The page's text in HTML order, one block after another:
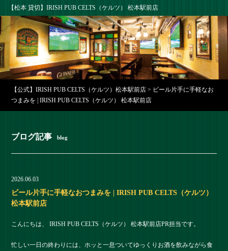
【松本 貸切】IRISH PUB CELTS（ケルツ） 松本駅前店
【公式】IRISH PUB CELTS（ケルツ）松本駅前店 > ビール片手に手軽なお
つまみを | IRISH PUB CELTS（ケルツ） 松本駅前店
ブログ記事 blog
2026.06.03
ビール片手に手軽なおつまみを | IRISH PUB CELTS（ケルツ）
松本駅前店
こんにちは、 IRISH PUB CELTS（ケルツ） 松本駅前店PR担当です。
忙しい一日の終わりには、ホッと一息ついてゆっくりお酒を飲みながら食